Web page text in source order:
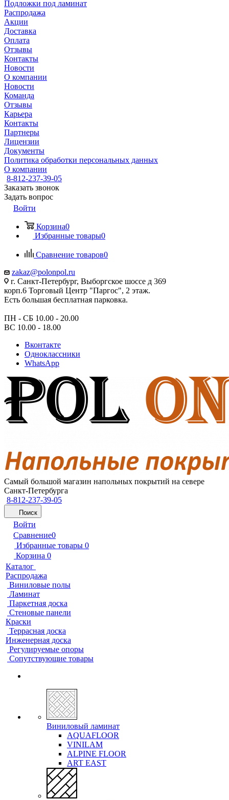
Подложки под ламинат
Распродажа
Акции
Доставка
Оплата
Отзывы
Контакты
Новости
О компании
Новости
Команда
Отзывы
Карьера
Контакты
Партнеры
Лицензии
Документы
Политика обработки персональных данных
О компании
8-812-237-39-05
Заказать звонок
Задать вопрос
Войти
Корзина0
Избранные товары0
Сравнение товаров0
zakaz@polonpol.ru
г. Санкт-Петербург, Выборгское шоссе д 369
корп.6 Торговый Центр "Паргос", 2 этаж.
Есть большая бесплатная парковка.
ПН - СБ 10.00 - 20.00
ВС 10.00 - 18.00
Вконтакте
Одноклассники
WhatsApp
Самый большой магазин напольных покрытий на севере
Санкт-Петербурга
8-812-237-39-05
Поиск
Войти
Сравнение0
Избранные товары 0
Корзина 0
Каталог
Распродажа
Виниловые полы
Ламинат
Паркетная доска
Стеновые панели
Краски
Террасная доска
Инженерная доска
Регулируемые опоры
Сопутствующие товары
Виниловый ламинат
AQUAFLOOR
VINILAM
ALPINE FLOOR
ART EAST